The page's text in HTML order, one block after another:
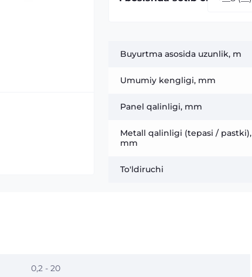
Buyurtma asosida uzunlik, m
Umumiy kengligi, mm
Panel qalinligi, mm
Metall qalinligi (tepasi / pastki),
mm
To'ldiruchi
0,2 - 20